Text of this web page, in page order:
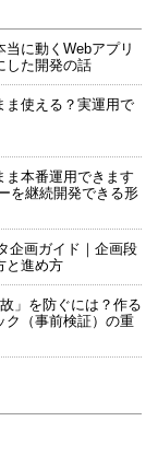
に動くWebアプリ
した開発の話
ま使える？実運用で
ま本番運用できます
を継続開発できる形
企画ガイド｜企画段
と進め方
」を防ぐには？作る
ク（事前検証）の重